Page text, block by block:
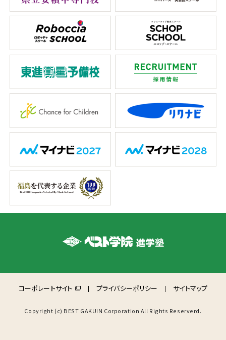
コーポレートサイト プライバシーポリシー サイトマップ
Copyright (c) BEST GAKUIN Corporation All Rights Reserverd.